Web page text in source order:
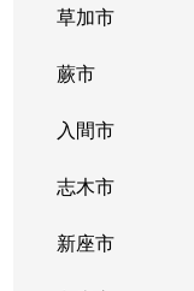
草加市
蕨市
入間市
志木市
新座市